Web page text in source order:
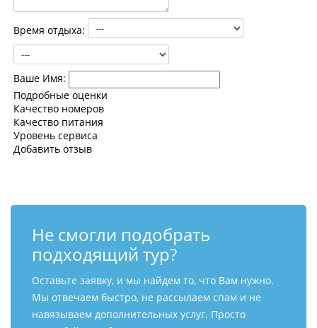
Время отдыха:
Ваше Имя:
Подробные оценки
Качество номеров
Качество питания
Уровень сервиса
Добавить отзыв
Не смогли подобрать
подходящий тур?
Оставьте заявку, и мы найдем то, что Вам нужно.
Мы отвечаем быстро, не рассылаем спам и не
навязываем дополнительных услуг. Просто